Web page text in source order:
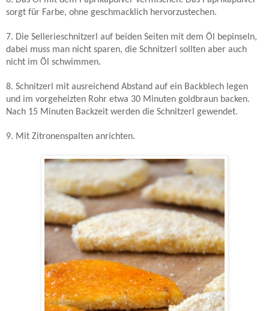
sorgt für Farbe, ohne geschmacklich hervorzustechen.
7. Die Sellerieschnitzerl auf beiden Seiten mit dem Öl bepinseln,
dabei muss man nicht sparen, die Schnitzerl sollten aber auch
nicht im Öl schwimmen.
8. Schnitzerl mit ausreichend Abstand auf ein Backblech legen
und im vorgeheizten Rohr etwa 30 Minuten goldbraun backen.
Nach 15 Minuten Backzeit werden die Schnitzerl gewendet.
9. Mit Zitronenspalten anrichten.